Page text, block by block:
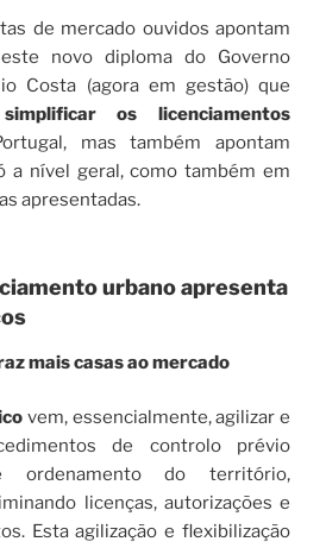
de mercado ouvidos apontam
novo diploma do Governo
Costa (agora em gestão) que
os licenciamentos
mas também apontam
a nível geral, como também em
apresentadas.
urbano apresenta
mais casas ao mercado
vem, essencialmente, agilizar e
de controlo prévio
ordenamento do território,
licenças, autorizações e
Esta agilização e flexibilização